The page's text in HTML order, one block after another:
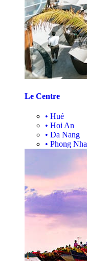
Le Centre
• Hué
• Hoi An
• Da Nang
• Phong Nha